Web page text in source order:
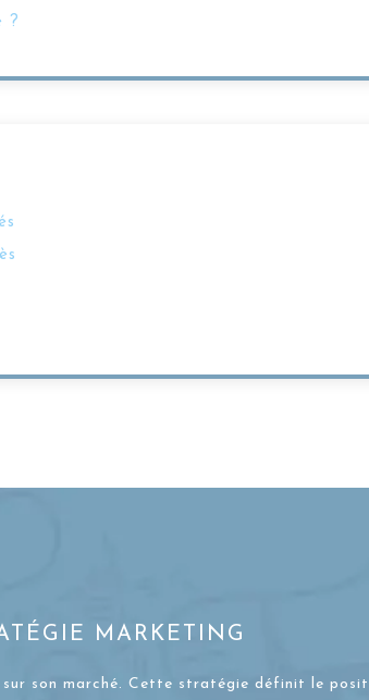
?
MARKETING
son marché. Cette stratégie définit le